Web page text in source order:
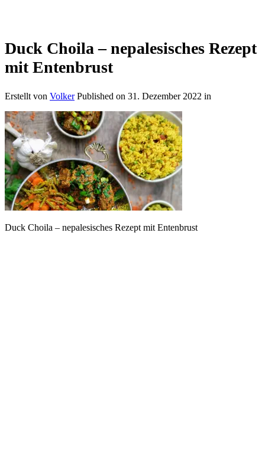
Duck Choila – nepalesisches Rezept
mit Entenbrust
Erstellt von Volker Published on 31. Dezember 2022 in
Duck Choila – nepalesisches Rezept mit Entenbrust